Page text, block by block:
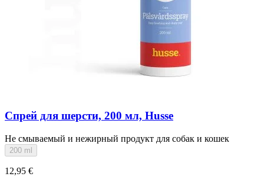
Спрей для шерсти, 200 мл, Husse
Не смываемый и нежирный продукт для собак и кошек
200 ml
12,95 €